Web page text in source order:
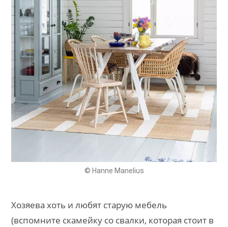
© Hanne Manelius
Хозяева хоть и любят старую мебель
(вспомните скамейку со свалки, которая стоит в